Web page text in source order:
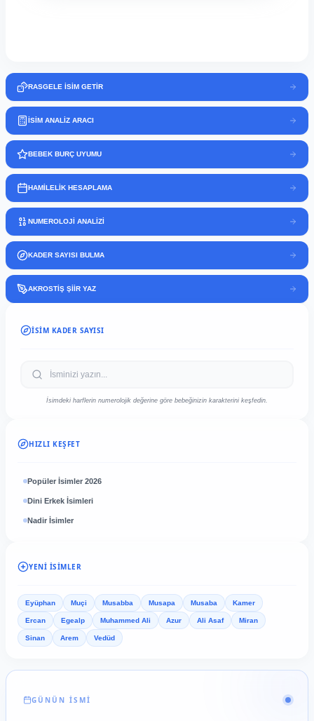
RASGELE İSİM GETİR
İSİM ANALİZ ARACI
BEBEK BURÇ UYUMU
HAMİLELİK HESAPLAMA
NUMEROLOJİ ANALİZİ
KADER SAYISI BULMA
AKROSTİŞ ŞİİR YAZ
İSIM KADER SAYISI
İsimdeki harflerin numerolojik değerine göre bebeğinizin karakterini keşfedin.
HIZLI KEŞFET
Popüler İsimler 2026
Dini Erkek İsimleri
Nadir İsimler
YENI İSIMLER
Eyüphan Muçi Musabba Musapa Musaba Kamer
Ercan Egealp Muhammed Ali Azur Ali Asaf Miran
Sinan Arem Vedüd
GÜNÜN İSMİ